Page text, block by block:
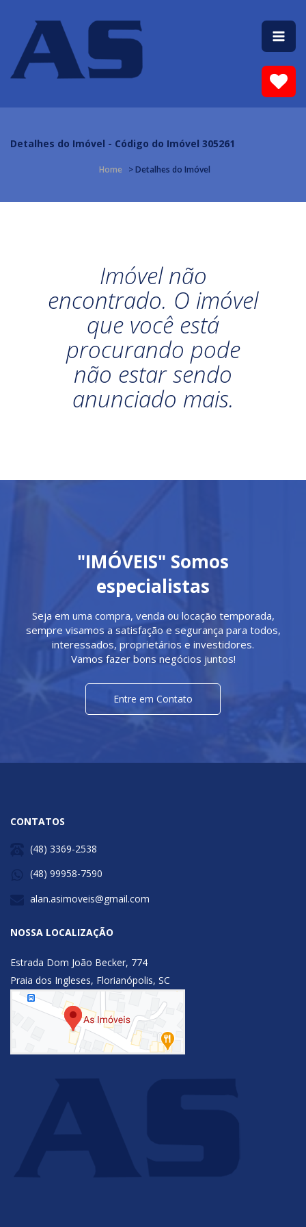
Detalhes do Imóvel - Código do Imóvel 305261
Home > Detalhes do Imóvel
Imóvel não
encontrado. O imóvel
que você está
procurando pode
não estar sendo
anunciado mais.
"IMÓVEIS" Somos
especialistas
Seja em uma compra, venda ou locação temporada,
sempre visamos a satisfação e segurança para todos,
interessados, proprietários e investidores.
Vamos fazer bons negócios juntos!
Entre em Contato
CONTATOS
(48) 3369-2538
(48) 99958-7590
alan.asimoveis@gmail.com
NOSSA LOCALIZAÇÃO
Estrada Dom João Becker, 774
Praia dos Ingleses, Florianópolis, SC